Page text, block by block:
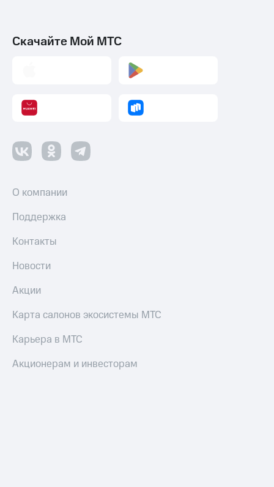
Скачайте Мой МТС
О компании
Поддержка
Контакты
Новости
Акции
Карта салонов экосистемы МТС
Карьера в МТС
Акционерам и инвесторам